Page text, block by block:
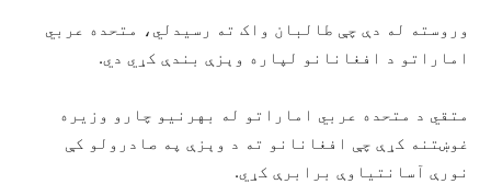
وروسته له دې چې طالبان واک ته رسیدلي، متحده عربي
اماراتو د افغانانو لپاره وېزې بندې کړي دي.
متقي د متحده عربي اماراتو له بهرنیو چارو وزیره
غوښتنه کړې چې افغانانو ته د وېزې په صادرولو کې
نورې آسانتیاوې برابرې کړي.